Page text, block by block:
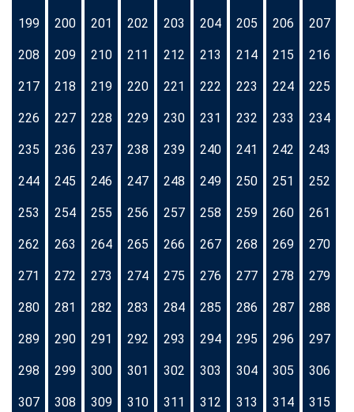
199 200 201 202 203 204 205 206 207
208 209 210 211 212 213 214 215 216
217 218 219 220 221 222 223 224 225
226 227 228 229 230 231 232 233 234
235 236 237 238 239 240 241 242 243
244 245 246 247 248 249 250 251 252
253 254 255 256 257 258 259 260 261
262 263 264 265 266 267 268 269 270
271 272 273 274 275 276 277 278 279
280 281 282 283 284 285 286 287 288
289 290 291 292 293 294 295 296 297
298 299 300 301 302 303 304 305 306
307 308 309 310 311 312 313 314 315